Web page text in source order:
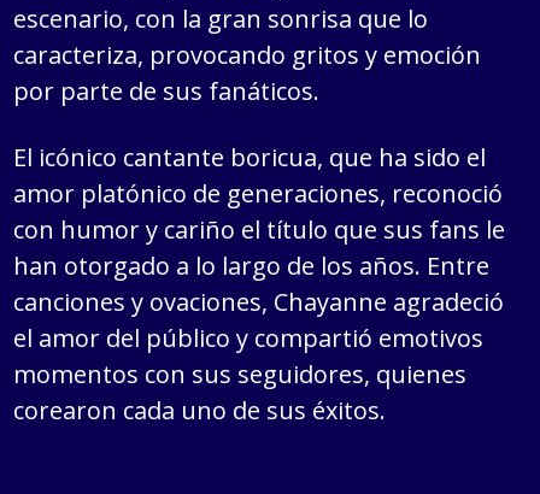
escenario, con la gran sonrisa que lo
caracteriza, provocando gritos y emoción
por parte de sus fanáticos.
El icónico cantante boricua, que ha sido el
amor platónico de generaciones, reconoció
con humor y cariño el título que sus fans le
han otorgado a lo largo de los años. Entre
canciones y ovaciones, Chayanne agradeció
el amor del público y compartió emotivos
momentos con sus seguidores, quienes
corearon cada uno de sus éxitos.